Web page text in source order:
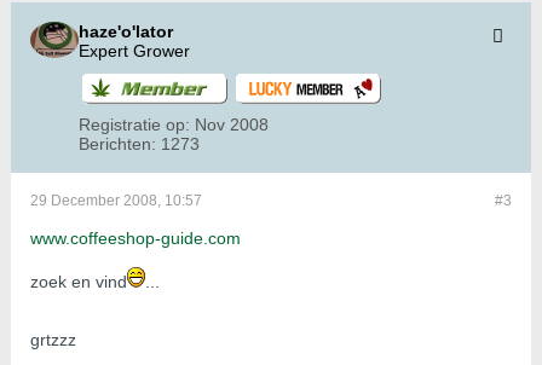
haze'o'lator
Expert Grower
Registratie op: Nov 2008
Berichten: 1273
#3
29 December 2008, 10:57
www.coffeeshop-guide.com
zoek en vind
grtzzz